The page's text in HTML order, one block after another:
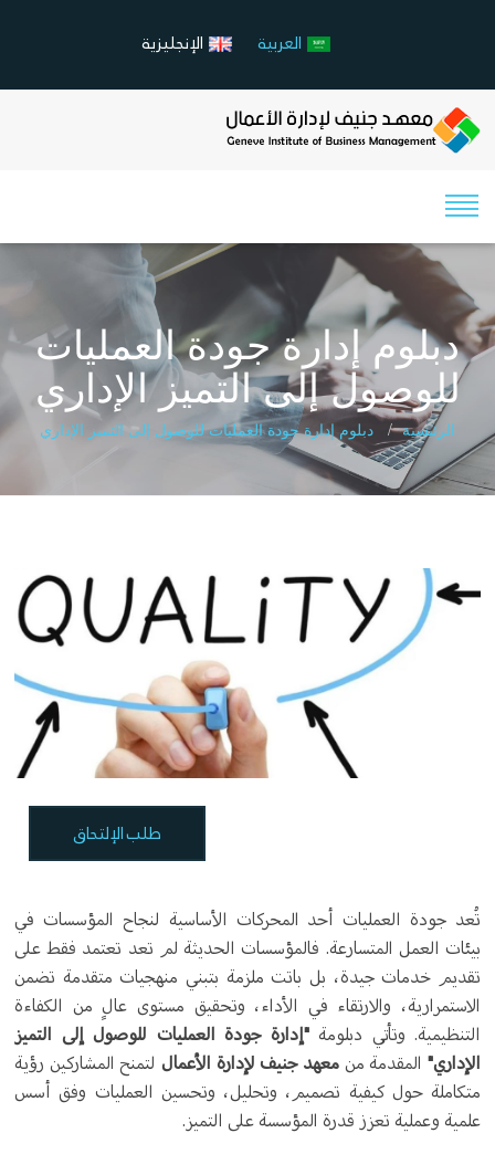
العربية الإنجليزية
دبلوم إدارة جودة العمليات
للوصول إلى التميز الإداري
الرئيسية دبلوم إدارة جودة العمليات للوصول إلى التميز الإداري
طلب الإلتحاق
تُعد جودة العمليات أحد المحركات الأساسية لنجاح المؤسسات في
بيئات العمل المتسارعة. فالمؤسسات الحديثة لم تعد تعتمد فقط على
تقديم خدمات جيدة، بل باتت ملزمة بتبني منهجيات متقدمة تضمن
الاستمرارية، والارتقاء في الأداء، وتحقيق مستوى عالٍ من الكفاءة
التنظيمية. وتأتي دبلومة"إدارة جودة العمليات للوصول إلى التميز
الإداري" المقدمة منمعهد جنيف لإدارة الأعمال لتمنح المشاركين رؤية
متكاملة حول كيفية تصميم، وتحليل، وتحسين العمليات وفق أسس
علمية وعملية تعزز قدرة المؤسسة على التميز.